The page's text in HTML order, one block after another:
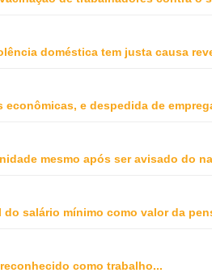
doméstica tem justa causa
econômicas, e despedida de
mesmo após ser avisado do
salário mínimo como valor da
como trabalho...